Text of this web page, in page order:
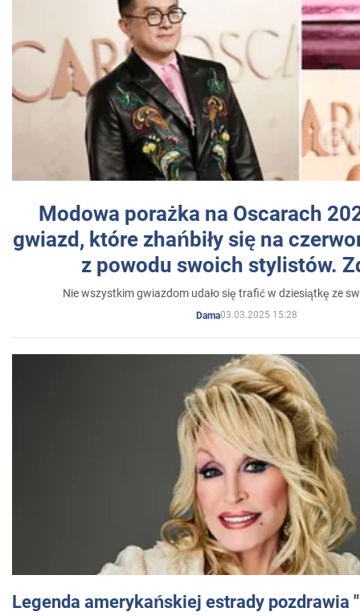
Modowa porażka na Oscarach
gwiazd, które zhańbiły się na
z powodu swoich stylistów.
Nie wszystkim gwiazdom udało się trafić w dziesiątkę ze
Dama03.03.2025 15:28
Legenda amerykańskiej estrady pozdrawia